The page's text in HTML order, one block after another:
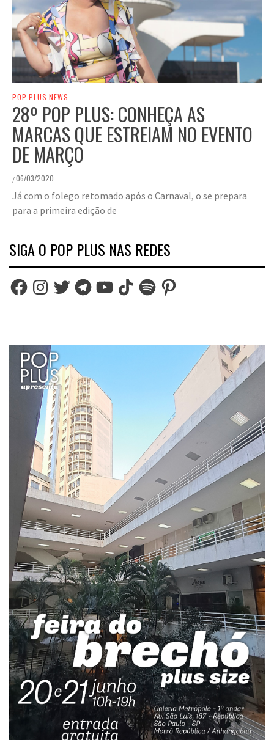
POP PLUS NEWS
28º POP PLUS: CONHEÇA AS
MARCAS QUE ESTREIAM NO EVENTO
DE MARÇO
/06/03/2020
Já com o folego retomado após o Carnaval, o se prepara
para a primeira edição de
SIGA O POP PLUS NAS REDES
FacebookInstagram
TwitterTelegramYouTubeTikTokSpotifyPinterest